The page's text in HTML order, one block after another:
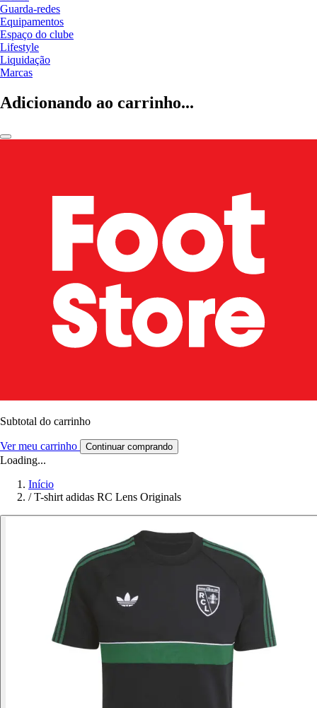
Guarda-redes
Equipamentos
Espaço do clube
Lifestyle
Liquidação
Marcas
Adicionando ao carrinho...
Subtotal do carrinho
Ver meu carrinho Continuar comprando
Loading...
Início
/ T-shirt adidas RC Lens Originals